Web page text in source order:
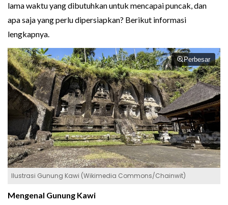
lama waktu yang dibutuhkan untuk mencapai puncak, dan
apa saja yang perlu dipersiapkan? Berikut informasi
lengkapnya.
Perbesar
Ilustrasi Gunung Kawi (Wikimedia Commons/Chainwit)
Mengenal Gunung Kawi